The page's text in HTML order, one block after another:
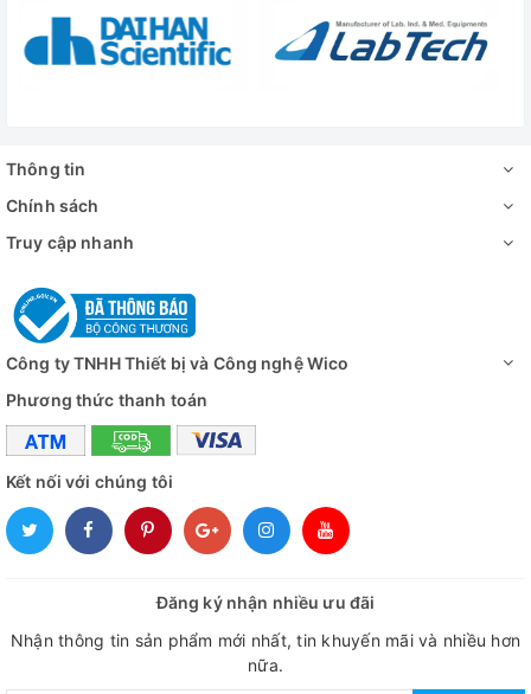
Thông tin
Chính sách
Truy cập nhanh
Công ty TNHH Thiết bị và Công nghệ Wico
Phương thức thanh toán
Kết nối với chúng tôi
Đăng ký nhận nhiều ưu đãi
Nhận thông tin sản phẩm mới nhất, tin khuyến mãi và nhiều hơn
nữa.